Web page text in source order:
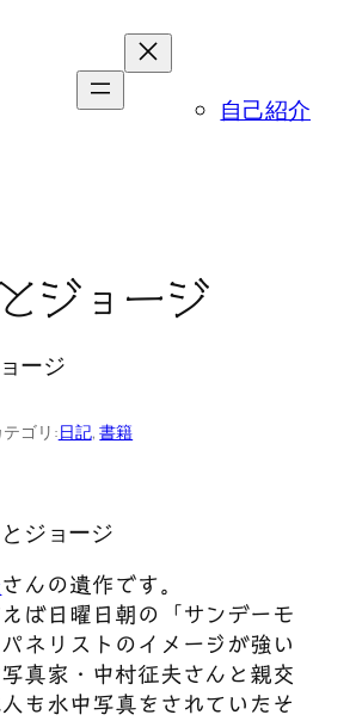
自己紹介
ジョージ
テゴリ:日記, 書籍
さんの遺作です。
ば日曜日朝の「サンデーモ
ネリストのイメージが強い
真家・中村征夫さんと親交
も水中写真をされていたそ